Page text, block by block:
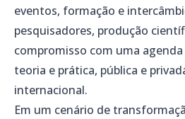
eventos, formação e
pesquisadores, produção
compromisso com uma
teoria e prática, pública e
internacional.
Em um cenário de